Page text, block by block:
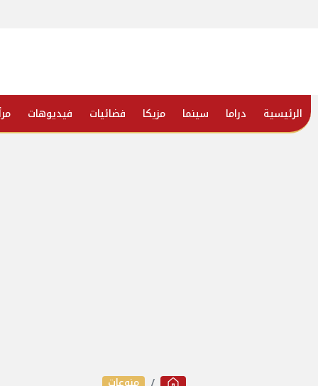
الرئيسية دراما سينما مزيكا فضائيات فيديوهات